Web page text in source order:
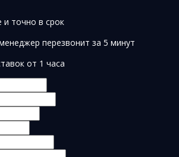
точно в срок
перезвонит за 5 минут
от 1 часа